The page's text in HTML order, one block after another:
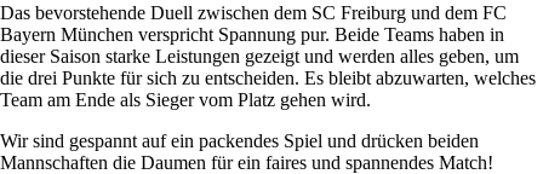
Das bevorstehende Duell zwischen dem SC Freiburg und dem FC
Bayern München verspricht Spannung pur. Beide Teams haben in
dieser Saison starke Leistungen gezeigt und werden alles geben, um
die drei Punkte für sich zu entscheiden. Es bleibt abzuwarten, welches
Team am Ende als Sieger vom Platz gehen wird.
Wir sind gespannt auf ein packendes Spiel und drücken beiden
Mannschaften die Daumen für ein faires und spannendes Match!